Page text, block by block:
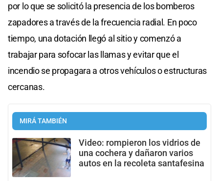
por lo que se solicitó la presencia de los bomberos
zapadores a través de la frecuencia radial. En poco
tiempo, una dotación llegó al sitio y comenzó a
trabajar para sofocar las llamas y evitar que el
incendio se propagara a otros vehículos o estructuras
cercanas.
MIRÁ TAMBIÉN
Video: rompieron los vidrios de
una cochera y dañaron varios
autos en la recoleta santafesina